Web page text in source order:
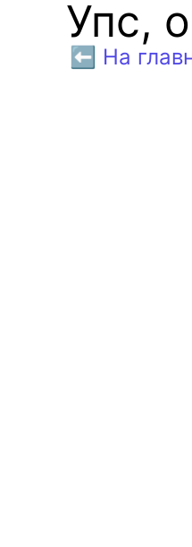
Упс,
⬅️ На